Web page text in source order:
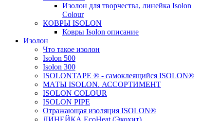
Изолон для творчества, линейка Isolon
Colour
КОВРЫ ISOLON
Ковры Isolon описание
Изолон
Что такое изолон
Isolon 500
Isolon 300
ISOLONTAPE ® - самоклеящийся ISOLON®
МАТЫ ISOLON. АССОРТИМЕНТ
ISOLON COLOUR
ISOLON PIPE
Отражающая изоляция ISOLON®
ЛИНЕЙКА EcoHeat (Экохит)